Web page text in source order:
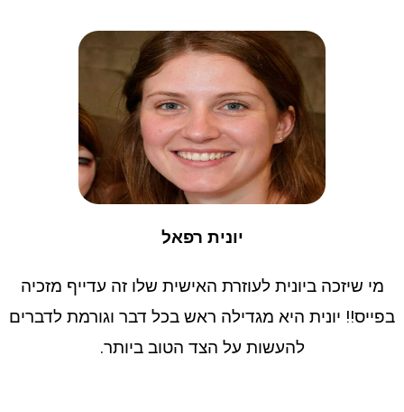
יונית רפאל
מי שיזכה ביונית לעוזרת האישית שלו זה עדייף מזכיה
בפייס!! יונית היא מגדילה ראש בכל דבר וגורמת לדברים
להעשות על הצד הטוב ביותר.